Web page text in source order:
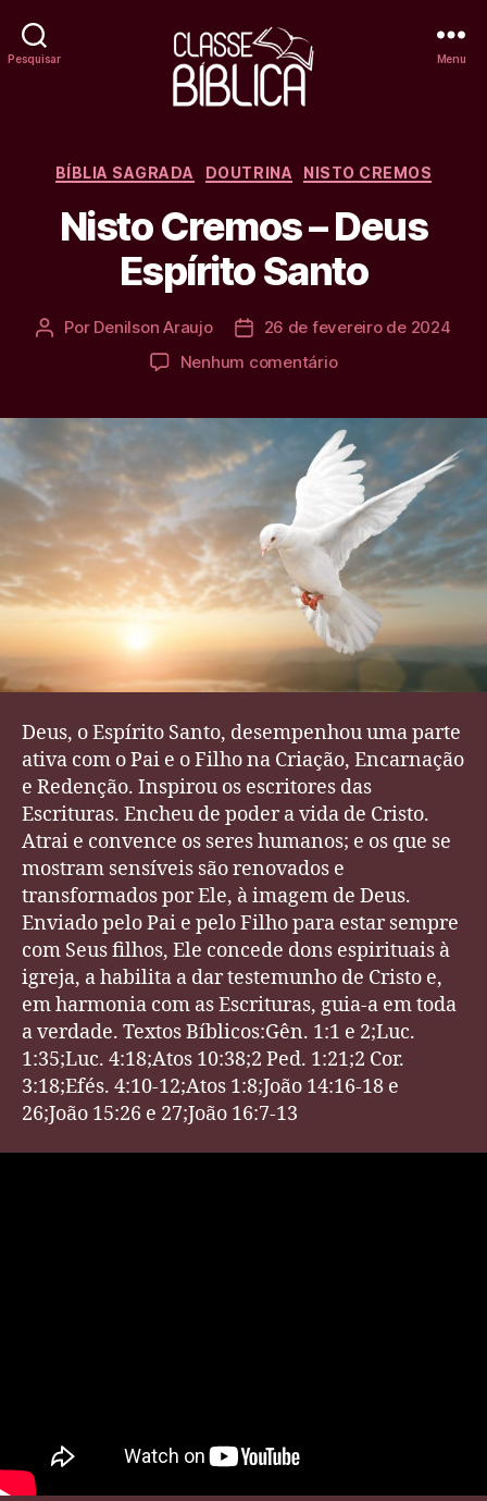
Pesquisar
Online
Menu
Categorias
BÍBLIA SAGRADA DOUTRINA NISTO CREMOS
Nisto Cremos – Deus
Espírito Santo
Autor
Por Denilson Araujo
Data26 de fevereiro de 2024
Nenhum comentárioem
–
Deus
Espírito
Santo
Deus, o Espírito Santo, desempenhou uma parte
ativa com o Pai e o Filho na Criação, Encarnação
e Redenção. Inspirou os escritores das
Escrituras. Encheu de poder a vida de Cristo.
Atrai e convence os seres humanos; e os que se
mostram sensíveis são renovados e
transformados por Ele, à imagem de Deus.
Enviado pelo Pai e pelo Filho para estar sempre
com Seus filhos, Ele concede dons espirituais à
igreja, a habilita a dar testemunho de Cristo e,
em harmonia com as Escrituras, guia-a em toda
a verdade. Textos Bíblicos:Gên. 1:1 e 2;Luc.
1:35;Luc. 4:18;Atos 10:38;2 Ped. 1:21;2 Cor.
3:18;Efés. 4:10-12;Atos 1:8;João 14:16-18 e
26;João 15:26 e 27;João 16:7-13